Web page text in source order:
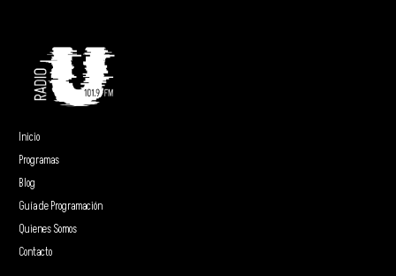
Inicio
Programas
Blog
Guía de Programación
Quienes Somos
Contacto